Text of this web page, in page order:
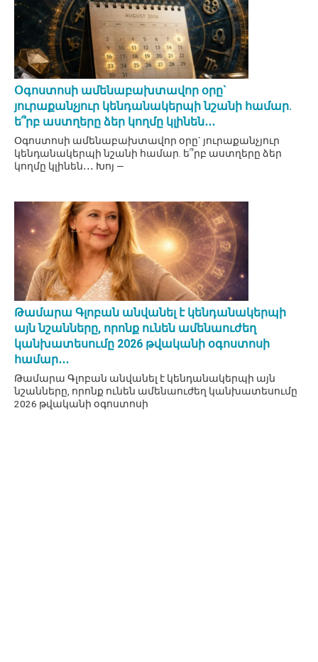
Օգոստոսի ամենաբախտավոր օրը`
յուրաքանչյուր կենդանակերպի նշանի համար.
ե՞րբ աստղերը ձեր կողմը կլինեն․․․
Օգոստոսի ամենաբախտավոր օրը` յուրաքանչյուր
կենդանակերպի նշանի համար. ե՞րբ աստղերը ձեր
կողմը կլինեն․․․ Խոյ —
Թամարա Գլոբան անվանել է կենդանակերպի
այն նշանները, որոնք ունեն ամենաուժեղ
կանխատեսումը 2026 թվականի օգոստոսի
համար․․․
Թամարա Գլոբան անվանել է կենդանակերպի այն
նշանները, որոնք ունեն ամենաուժեղ կանխատեսումը
2026 թվականի օգոստոսի